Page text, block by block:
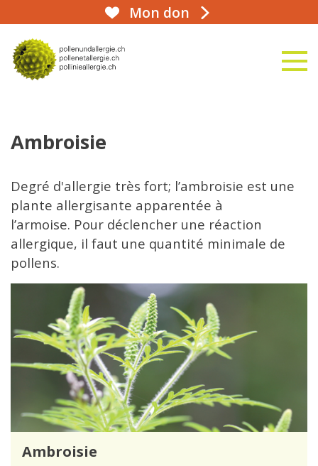
Mon don
aha!infoline 031 359 90 50
Ambroisie
Degré d'allergie très fort; l’ambroisie est une
plante allergisante apparentée à
l’armoise. Pour déclencher une réaction
allergique, il faut une quantité minimale de
pollens.
Ambroisie